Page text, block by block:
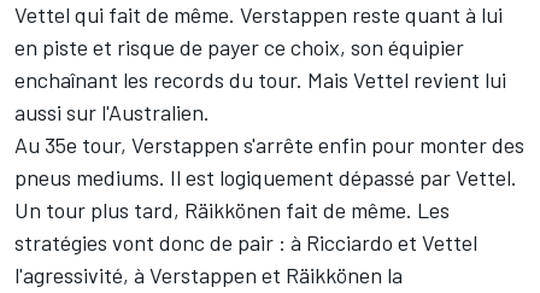
Vettel qui fait de même. Verstappen reste quant à lui
en piste et risque de payer ce choix, son équipier
enchaînant les records du tour. Mais Vettel revient lui
aussi sur l'Australien.
Au 35e tour, Verstappen s'arrête enfin pour monter des
pneus mediums. Il est logiquement dépassé par Vettel.
Un tour plus tard, Räikkönen fait de même. Les
stratégies vont donc de pair : à Ricciardo et Vettel
l'agressivité, à Verstappen et Räikkönen la